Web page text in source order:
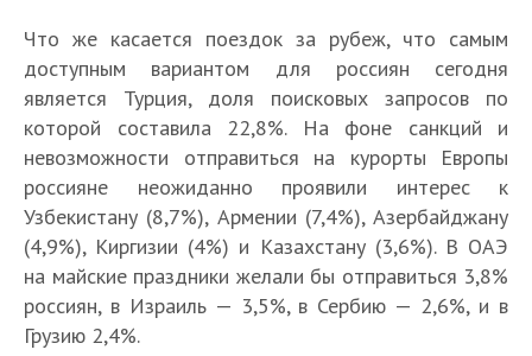
Что же касается поездок за рубеж, что самым
доступным вариантом для россиян сегодня
является Турция, доля поисковых запросов по
которой составила 22,8%. На фоне санкций и
невозможности отправиться на курорты Европы
россияне неожиданно проявили интерес к
Узбекистану (8,7%), Армении (7,4%), Азербайджану
(4,9%), Киргизии (4%) и Казахстану (3,6%). В ОАЭ
на майские праздники желали бы отправиться 3,8%
россиян, в Израиль — 3,5%, в Сербию — 2,6%, и в
Грузию 2,4%.